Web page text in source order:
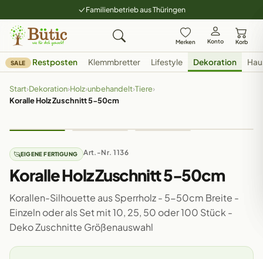
Familienbetrieb aus Thüringen
Merken Konto Korb
SALE Restposten Klemmbretter Lifestyle Dekoration
Start›Dekoration›Holz›unbehandelt›Tiere›
Koralle Holz Zuschnitt 5-50cm
EIGENE FERTIGUNG Art.-Nr. 1136
Koralle Holz Zuschnitt 5-50cm
Korallen-Silhouette aus Sperrholz - 5-50cm Breite -
Einzeln oder als Set mit 10, 25, 50 oder 100 Stück -
Deko Zuschnitte Größenauswahl